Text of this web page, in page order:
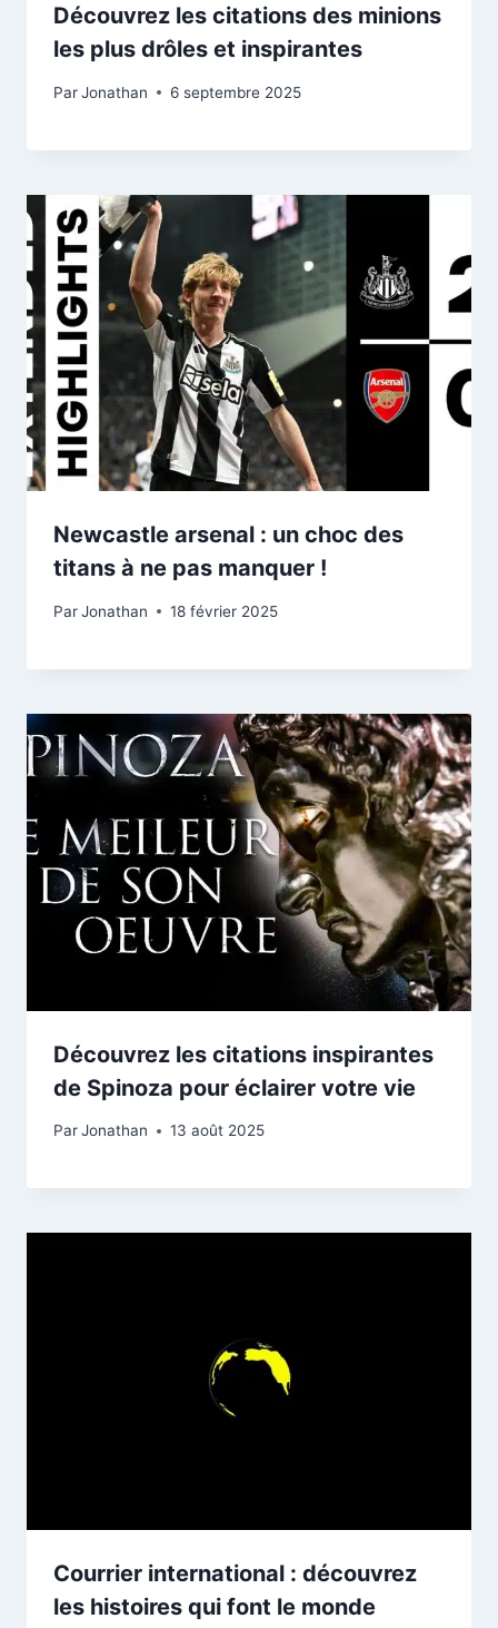
Découvrez les citations des minions
les plus drôles et inspirantes
ParJonathan 6 septembre 2025
Newcastle arsenal : un choc des
titans à ne pas manquer !
ParJonathan 18 février 2025
Découvrez les citations inspirantes
de Spinoza pour éclairer votre vie
ParJonathan 13 août 2025
Courrier international : découvrez
les histoires qui font le monde